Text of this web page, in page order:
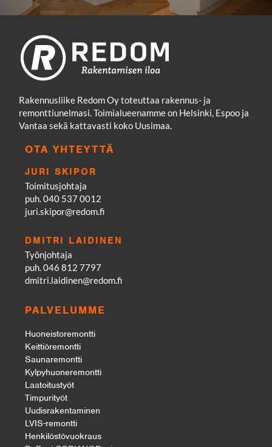
Rakennusliike Redom Oy toteuttaa rakennus- ja
remonttiunelmasi. Toimialueenamme on Helsinki, Espoo ja
Vantaa sekä kattavasti koko Uusimaa.
OTA YHTEYTTÄ
JURI SKIPOR
Toimitusjohtaja
puh. 040 537 0012
juri.skipor@redom.fi
DMITRI LAIDINEN
Työnjohtaja
puh. 046 812 7797
dmitri.laidinen@redom.fi
PALVELUMME
Huoneistoremontti
Keittiöremontti
Saunaremontti
Kylpyhuoneremontti
Laatoitustyöt
Timpurityöt
Uudisrakentaminen
LVIS-remontti
Henkilöstövuokraus